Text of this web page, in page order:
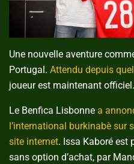
Une nouvelle aventure
Portugal. Attendu depuis
joueur est maintenant officiel.
Le Benfica Lisbonne a
l’international burkinabè sur
site internet. Issa Kaboré est
sans option d’achat, par